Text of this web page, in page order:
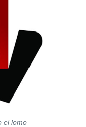
el lomo